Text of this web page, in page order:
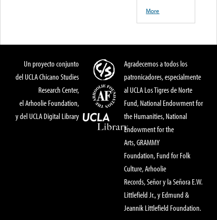
More
Un proyecto conjunto
del UCLA Chicano Studies
Research Center,
el Arhoolie Foundation,
y del UCLA Digital Library
Agradecemos a todos los
patronicadores, especialmente
al UCLA Los Tigres de Norte
Fund, National Endowment for
the Humanities, National
Endowment for the
Arts, GRAMMY
Foundation, Fund for Folk
Culture, Arhoolie
Records, Señor y la Señora E.W.
Littlefield Jr., y Edmund &
Jeannik Littlefield Foundation.